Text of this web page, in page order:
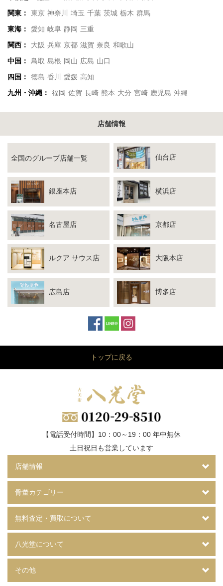
関東：
東京 神奈川 埼玉 千葉 茨城 栃木 群馬
東海：
愛知 岐阜 静岡 三重
関西：
大阪 兵庫 京都 滋賀 奈良 和歌山
中国：
鳥取 島根 岡山 広島 山口
四国：
徳島 香川 愛媛 高知
九州・沖縄：
福岡 佐賀 長崎 熊本 大分 宮崎 鹿児島 沖縄
店舗情報
全国のグループ店舗一覧 仙台店
銀座本店 横浜店
名古屋店 京都店
ルクア サウス店 大阪本店
広島店 博多店
トップに戻る
【電話受付時間】10：00～19：00 年中無休
土日祝日も営業しています
店舗情報
骨董カテゴリー
無料査定・買取について
八光堂について
その他